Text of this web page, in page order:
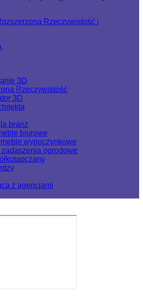
Rzeczywistość i
3D
Rzeczywistość
3D
branż
biurowe
meble wypoczynkowe
zadaszenia ogrodowe
z agencjami